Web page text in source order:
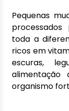
Pequenas
toda a
ricos em
escuras,
organismo